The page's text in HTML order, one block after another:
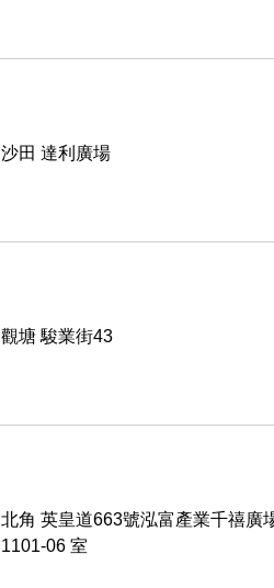
沙田 達利廣場
觀塘 駿業街43
北角 英皇道663號泓富產業千禧廣
1101-06 室